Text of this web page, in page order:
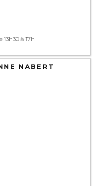
à 17h
NABERT